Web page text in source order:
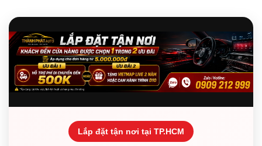
Lắp đặt tận nơi tại TP.HCM